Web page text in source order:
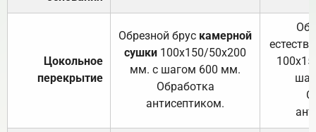
Цокольное
перекрытие
Обрезной брус камерной
сушки 100х150/50х200
мм. с шагом 600 мм.
Обработка
антисептиком.